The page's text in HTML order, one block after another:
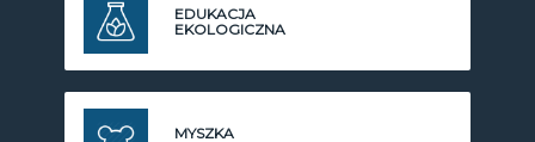
EDUKACJA
EKOLOGICZNA
MYSZKA